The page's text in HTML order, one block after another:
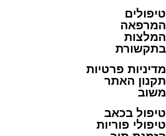
טיפולים
המרפאה
המלצות
בתקשורת
מדיניות פרטיות
תקנון האתר
משוב
טיפול בכאב
טיפולי פוריות